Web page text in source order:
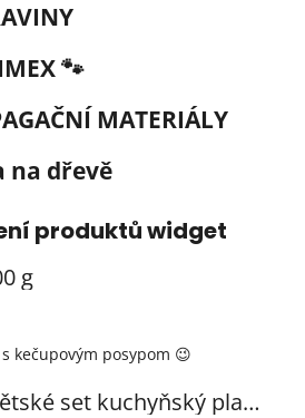
🐾
MATERIÁLY
na dřevě
produktů widget
g
je 5 z 5 hvězdiček.
kečupovým posypom 😉
Nádobí dětské set kuchyňský plastový s odkapávačem 3 barvy